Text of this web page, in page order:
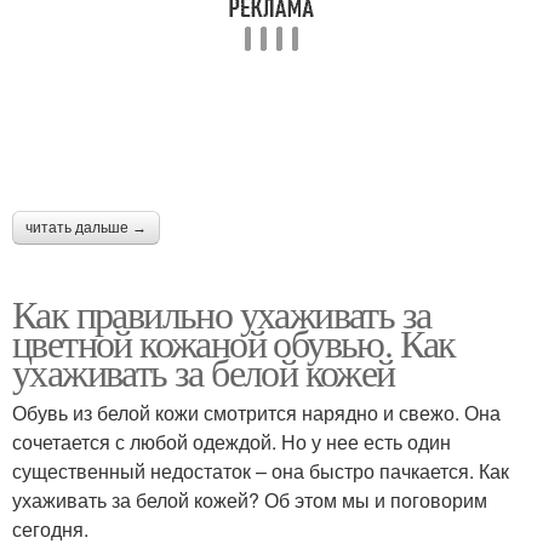
читать дальше →
Как правильно ухаживать за
цветной кожаной обувью. Как
ухаживать за белой кожей
Обувь из белой кожи смотрится нарядно и свежо. Она
сочетается с любой одеждой. Но у нее есть один
существенный недостаток – она быстро пачкается. Как
ухаживать за белой кожей? Об этом мы и поговорим
сегодня.